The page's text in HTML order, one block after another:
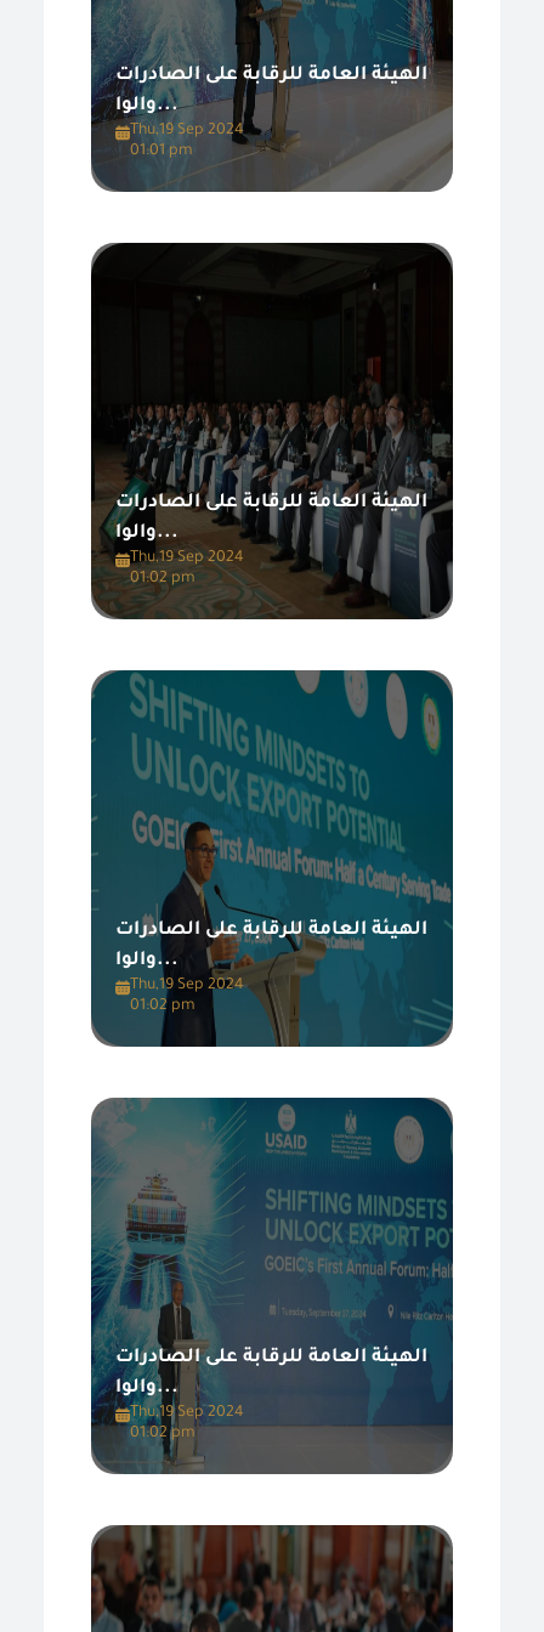
الهيئة العامة للرقابة على الصادرات
والوا...
Thu,19 Sep 2024
01:01 pm
الهيئة العامة للرقابة على الصادرات
والوا...
Thu,19 Sep 2024
01:02 pm
الهيئة العامة للرقابة على الصادرات
والوا...
Thu,19 Sep 2024
01:02 pm
الهيئة العامة للرقابة على الصادرات
والوا...
Thu,19 Sep 2024
01:02 pm